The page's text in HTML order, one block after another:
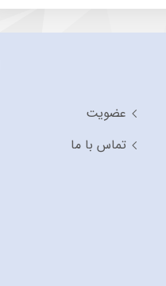
عضویت
تماس با ما